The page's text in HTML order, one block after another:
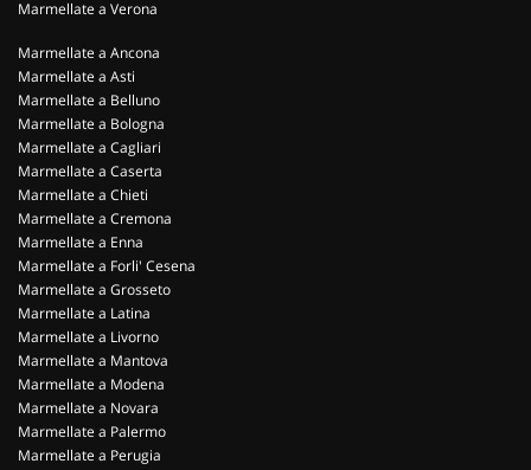
Marmellate a Verona
Marmellate a Ancona
Marmellate a Asti
Marmellate a Belluno
Marmellate a Bologna
Marmellate a Cagliari
Marmellate a Caserta
Marmellate a Chieti
Marmellate a Cremona
Marmellate a Enna
Marmellate a Forli' Cesena
Marmellate a Grosseto
Marmellate a Latina
Marmellate a Livorno
Marmellate a Mantova
Marmellate a Modena
Marmellate a Novara
Marmellate a Palermo
Marmellate a Perugia